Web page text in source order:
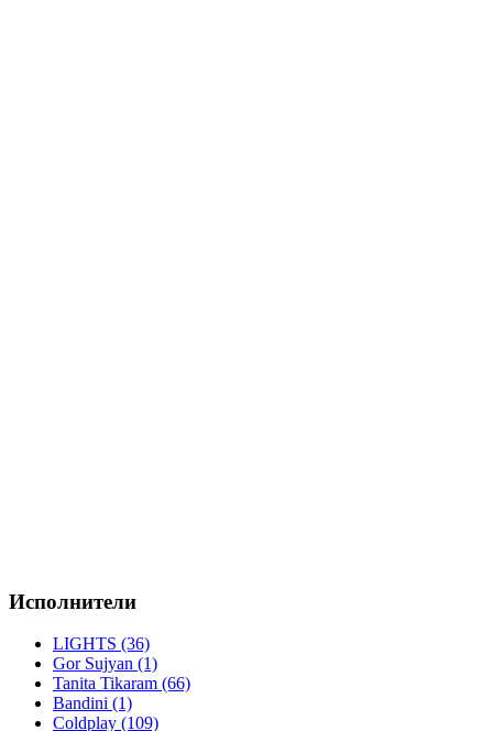
Исполнители
LIGHTS (36)
Gor Sujyan (1)
Tanita Tikaram (66)
Bandini (1)
Coldplay (109)